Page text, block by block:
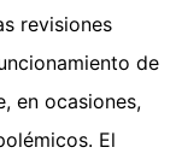
revisiones
de
en ocasiones,
El